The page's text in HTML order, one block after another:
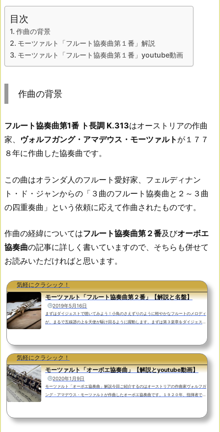
目次
作曲の背景
モーツァルト「フルート協奏曲第１番」解説
モーツァルト「フルート協奏曲第１番」youtube動画
作曲の背景
フルート協奏曲第1番 ト長調 K.313はオーストリアの作曲
家、 ヴォルフガング・アマデウス・モーツァルト が１７７
８年に作曲した協奏曲です。
この曲はオランダ人のフルート愛好家、フェルディナン
ト・ド・ジャンからの「３曲のフルート協奏曲と２～３曲
の四重奏曲」という依頼に応えて作曲されたものです。
作曲の経緯についてはフルート協奏曲第２番及びオーボエ
協奏曲の記事に詳しく書いていますので、そちらも併せて
お読みいただければと思います。
気軽にクラシック！
モーツァルト「フルート協奏曲第２番」【解説と名盤】
2019年5月16日
まずはダイジェストで聴いてみよう！小鳥のさえずりのように軽やかなフルートのメロディ
が、まるで五線譜の上を天使が駆け回るように躍動します。まずは第３楽章をダイジェスト
奏者です。神戸国際フルートコンクール、ジュネーヴ国際音楽コンクールなどでの１位受賞
を経て、現在はベルリン・フィルハーモニー管弦楽団の首席奏者として活躍されているフル
ート...
気軽にクラシック！
モーツァルト「オーボエ協奏曲」【解説とyoutube動画】
2020年1月9日
モーツァルト「オーボエ協奏曲」解説今回ご紹介するのはオーストリアの作曲家ヴォルフガ
ング・アマデウス・モーツァルトが作曲したオーボエ協奏曲です。１９２０年、指揮者で音
ート譜で、分析の結果これを18世紀に筆写されたものだと判断しました。（パウムガルトナ